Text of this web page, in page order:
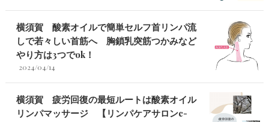
横須賀 酸素オイルで簡単セルフ首リンパ流
しで若々しい首筋へ 胸鎖乳突筋つかみなど
やり方は3つでok！
2024/04/14
横須賀 疲労回復の最短ルートは酸素オイル
リンパマッサージ 【リンパケアサロンc-